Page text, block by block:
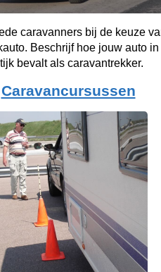
caravanners bij de keuze
Beschrijf hoe jouw auto in
bevalt als caravantrekker.
Caravancursussen